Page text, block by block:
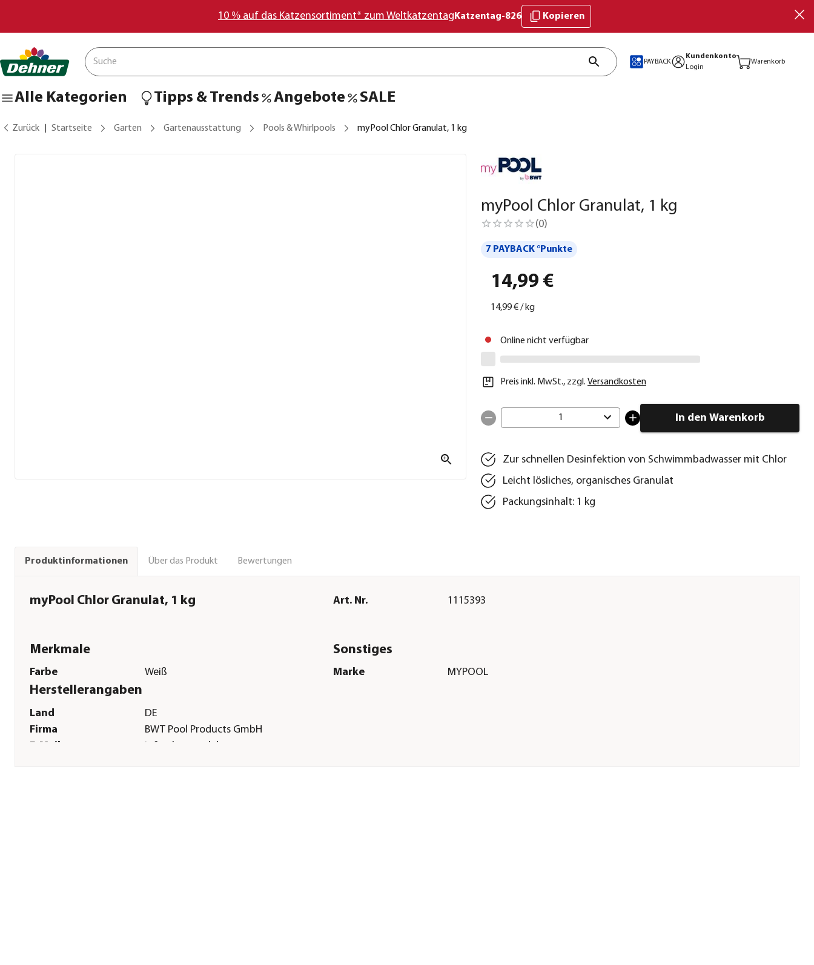
10 % auf das Katzensortiment* zum Weltkatzentag Katzentag-826 Kopieren
PAYBACK
Kundenkonto
Login
Warenkorb
Alle Kategorien Tipps & Trends Angebote SALE
Zurück Startseite Garten Gartenausstattung Pools & Whirlpools myPool Chlor Granulat, 1 kg
myPool Chlor Granulat, 1 kg
(0)
7 PAYBACK °Punkte
14,99 €
14,99 €/ kg
Online nicht verfügbar
Preis inkl. MwSt., zzgl. Versandkosten
1 In den Warenkorb
Zur schnellen Desinfektion von Schwimmbadwasser mit Chlor
Leicht lösliches, organisches Granulat
Packungsinhalt: 1 kg
Produktinformationen Über das Produkt Bewertungen
myPool Chlor Granulat, 1 kg Art. Nr. 1115393
Merkmale
Farbe Weiß
Sonstiges
Marke MYPOOL
Herstellerangaben
Land
DE
Firma
BWT Pool Products GmbH
E-Mail
info@bwtpool.de